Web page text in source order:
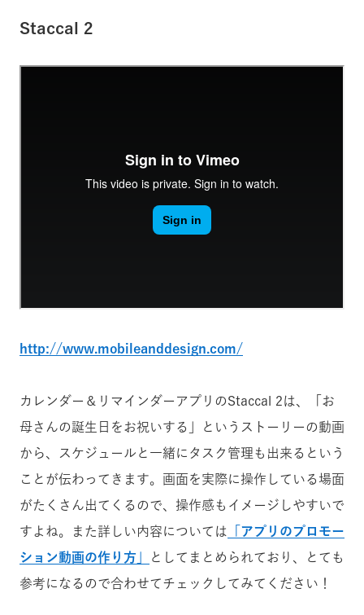
Staccal 2
http://www.mobileanddesign.com/
カレンダー＆リマインダーアプリのStaccal 2は、「お
母さんの誕生日をお祝いする」というストーリーの動画
から、スケジュールと一緒にタスク管理も出来るという
ことが伝わってきます。画面を実際に操作している場面
がたくさん出てくるので、操作感もイメージしやすいで
すよね。また詳しい内容については
「アプリのプロモー
ション動画の作り方」
としてまとめられており、とても
参考になるので合わせてチェックしてみてください！